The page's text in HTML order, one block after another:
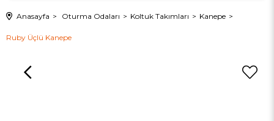
Anasayfa Oturma Odaları Koltuk Takımları Kanepe
Ruby Üçlü Kanepe